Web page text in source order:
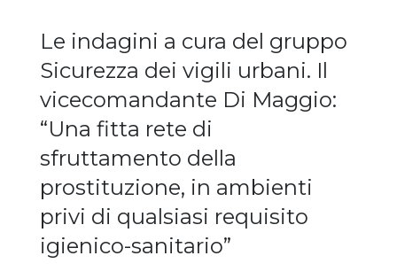
Le indagini a cura del gruppo
Sicurezza dei vigili urbani. Il
vicecomandante Di Maggio:
“Una fitta rete di
sfruttamento della
prostituzione, in ambienti
privi di qualsiasi requisito
igienico-sanitario”